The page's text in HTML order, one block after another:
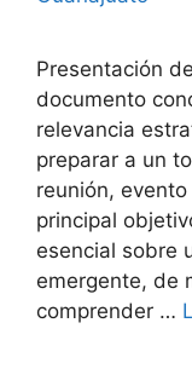
Presentación
documento
relevancia
preparar a un
reunión,
principal
esencial sobre
emergente, de
comprender …